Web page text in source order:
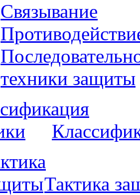
Связывание
техники защиты
Тактика